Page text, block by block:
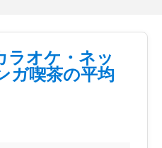
ラオケ・ネッ
ガ喫茶の平均